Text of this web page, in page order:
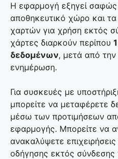
Η εφαρμογή εξηγεί σαφώς
αποθηκευτικό χώρο και
χαρτών για χρήση εκτός
χάρτες διαρκούν περίπου
δεδομένων, μετά από την
ενημέρωση.
Για συσκευές με
μπορείτε να μεταφέρετε
μέσω των προτιμήσεων
εφαρμογής. Μπορείτε να
ανακαλύψετε
οδήγησης εκτός